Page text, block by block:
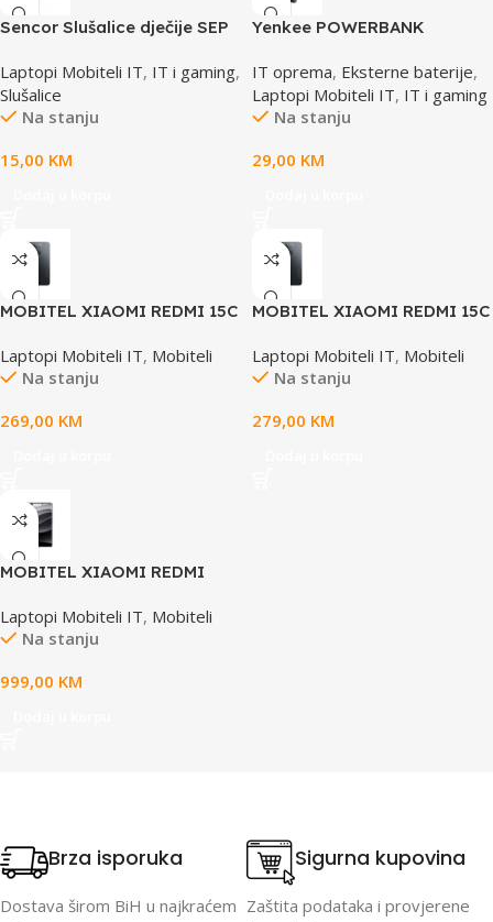
Sencor Slušalice dječije SEP
Laptopi Mobiteli IT, IT i gaming,
Slušalice
Na stanju
15,00 KM
Yenkee POWERBANK
1041
IT oprema, Eksterne baterije,
Laptopi Mobiteli IT, IT i gaming
Na stanju
29,00 KM
MOBITEL XIAOMI REDMI 15C
Laptopi Mobiteli IT, Mobiteli
Na stanju
269,00 KM
MOBITEL XIAOMI REDMI 15C
Laptopi Mobiteli IT, Mobiteli
Na stanju
279,00 KM
MOBITEL XIAOMI REDMI
512GB BLACK
Laptopi Mobiteli IT, Mobiteli
Na stanju
999,00 KM
Brza isporuka
Dostava širom BiH u najkraćem
Sigurna kupovina
Zaštita podataka i provjerene